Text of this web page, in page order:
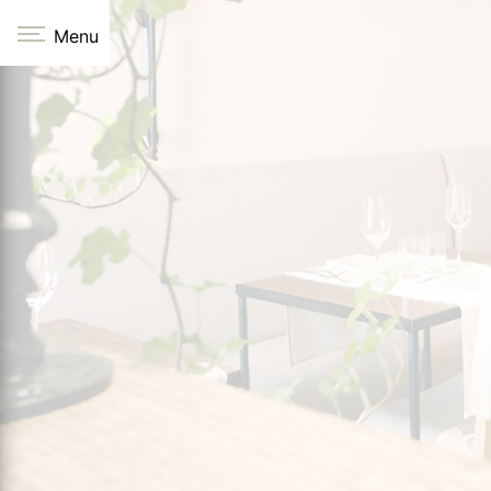
Menu
Panneau de gestion des cookies